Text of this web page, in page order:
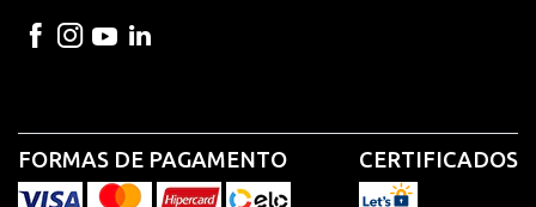
FORMAS DE PAGAMENTO CERTIFICADOS